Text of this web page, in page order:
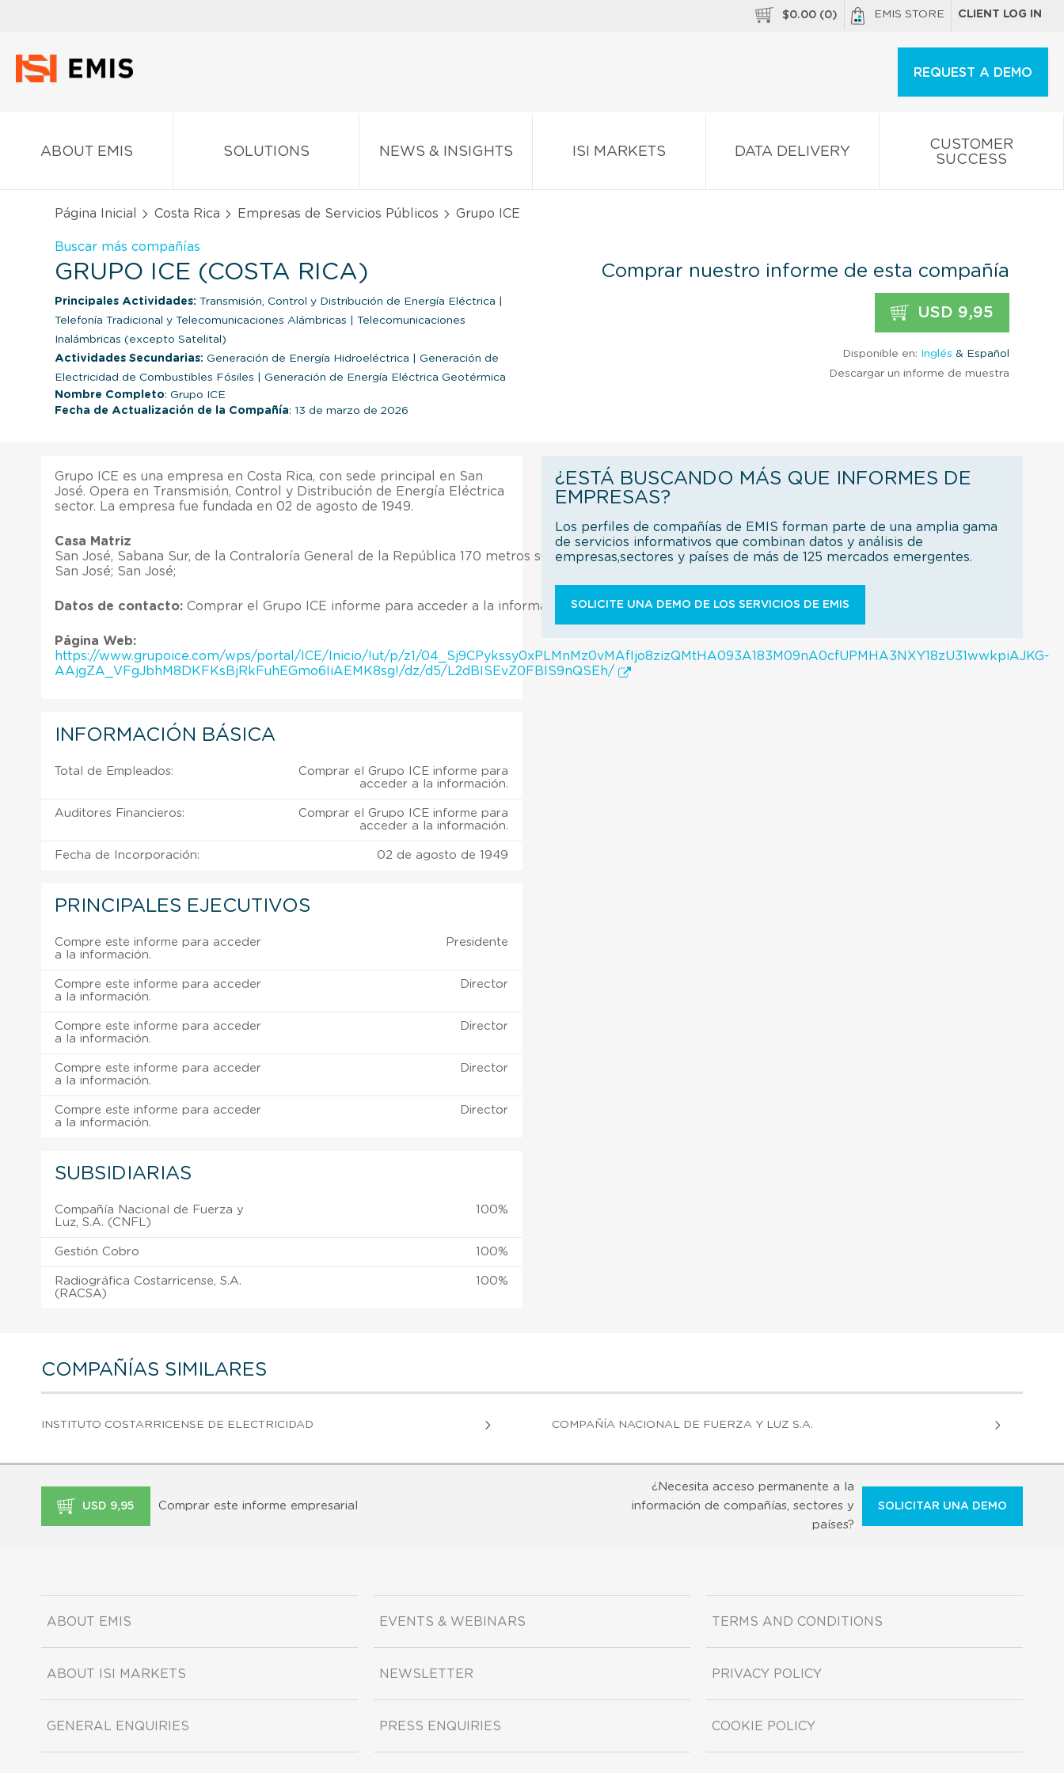
$0.00 (0) EMIS STORE CLIENT LOG IN
REQUEST A DEMO
ABOUT EMIS SOLUTIONS NEWS & INSIGHTS ISI MARKETS DATA DELIVERY
CUSTOMER
SUCCESS
Página Inicial Costa Rica Empresas de Servicios Públicos Grupo ICE
Buscar más compañías
GRUPO ICE (COSTA RICA)
Principales Actividades: Transmisión, Control y Distribución de Energía Eléctrica
Telefonía Tradicional y Telecomunicaciones Alámbricas
Telecomunicaciones
Inalámbricas (excepto Satelital)
Actividades Secundarias: Generación de Energía Hidroeléctrica
Generación de
Electricidad de Combustibles Fósiles
Generación de Energía Eléctrica Geotérmica
Nombre Completo: Grupo ICE
Fecha de Actualización de la Compañía: 13 de marzo de 2026
Comprar nuestro informe de esta compañía
USD 9,95
Disponible en: Inglés & Español
Descargar un informe de muestra
Grupo ICE es una empresa en Costa Rica, con sede principal en San
José. Opera en Transmisión, Control y Distribución de Energía Eléctrica
sector. La empresa fue fundada en 02 de agosto de 1949.
Casa Matriz
San José, Sabana Sur, de la Contraloría General de la República 170 metros sur sobre calle cincuenta
San José; San José;
Datos de contacto: Comprar el Grupo ICE informe para acceder a la información.
Página Web:
https://www.grupoice.com/wps/portal/ICE/Inicio/!ut/p/z1/04_Sj9CPykssy0xPLMnMz0vMAfIjo8zizQMtHA093A183M09nA0cfUPMHA3NXY18zU31wwkpiAJKG-
AAjgZA_VFgJbhM8DKFKsBjRkFuhEGmo6IiAEMK8sg!/dz/d5/L2dBISEvZ0FBIS9nQSEh/
INFORMACIÓN BÁSICA
Total de Empleados:
Comprar el Grupo ICE informe para
acceder a la información.
Auditores Financieros:
Comprar el Grupo ICE informe para
acceder a la información.
Fecha de Incorporación: 02 de agosto de 1949
PRINCIPALES EJECUTIVOS
Compre este informe para acceder
a la información.
Presidente
Compre este informe para acceder
a la información.
Director
Compre este informe para acceder
a la información.
Director
Compre este informe para acceder
a la información.
Director
Compre este informe para acceder
a la información.
Director
SUBSIDIARIAS
Compañía Nacional de Fuerza y
Luz, S.A. (CNFL)
100%
Gestión Cobro 100%
Radiográfica Costarricense, S.A.
(RACSA)
100%
¿ESTÁ BUSCANDO MÁS QUE INFORMES DE
EMPRESAS?
Los perfiles de compañías de EMIS forman parte de una amplia gama
de servicios informativos que combinan datos y análisis de
empresas,sectores y países de más de 125 mercados emergentes.
SOLICITE UNA DEMO DE LOS SERVICIOS DE EMIS
COMPAÑÍAS SIMILARES
INSTITUTO COSTARRICENSE DE ELECTRICIDAD COMPAÑÍA NACIONAL DE FUERZA Y LUZ S.A.
USD 9,95 Comprar este informe empresarial
¿Necesita acceso permanente a la
información de compañías, sectores y
países?
SOLICITAR UNA DEMO
ABOUT EMIS
ABOUT ISI MARKETS
GENERAL ENQUIRIES
EVENTS & WEBINARS
NEWSLETTER
PRESS ENQUIRIES
TERMS AND CONDITIONS
PRIVACY POLICY
COOKIE POLICY